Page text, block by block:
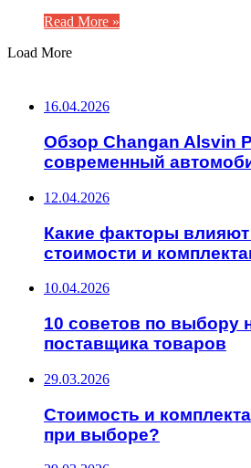
Read More »
Load More
16.04.2026
Обзор Changan Alsvin
современный
12.04.2026
Какие факторы влияют
стоимости и
10.04.2026
10 советов по выбору
поставщика товаров
29.03.2026
Стоимость и
при выборе?